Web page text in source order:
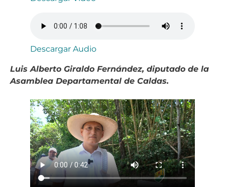
Descargar Audio
Luis Alberto Giraldo Fernández, diputado de la
Asamblea Departamental de Caldas.